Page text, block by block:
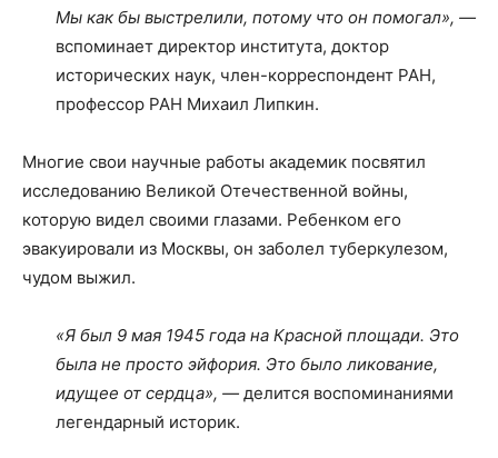
Мы как бы выстрелили, потому что он помогал», —
вспоминает директор института, доктор
исторических наук, член-корреспондент РАН,
профессор РАН Михаил Липкин.
Многие свои научные работы академик посвятил
исследованию Великой Отечественной войны,
которую видел своими глазами. Ребенком его
эвакуировали из Москвы, он заболел туберкулезом,
чудом выжил.
«Я был 9 мая 1945 года на Красной площади. Это
была не просто эйфория. Это было ликование,
идущее от сердца», — делится воспоминаниями
легендарный историк.